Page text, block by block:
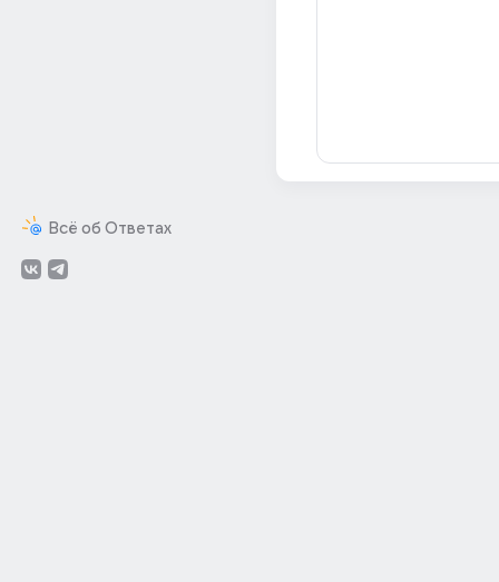
Всё об Ответах